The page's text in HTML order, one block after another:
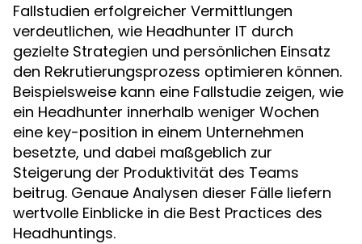
Fallstudien erfolgreicher Vermittlungen
verdeutlichen, wie Headhunter IT durch
gezielte Strategien und persönlichen Einsatz
den Rekrutierungsprozess optimieren können.
Beispielsweise kann eine Fallstudie zeigen, wie
ein Headhunter innerhalb weniger Wochen
eine key-position in einem Unternehmen
besetzte, und dabei maßgeblich zur
Steigerung der Produktivität des Teams
beitrug. Genaue Analysen dieser Fälle liefern
wertvolle Einblicke in die Best Practices des
Headhuntings.